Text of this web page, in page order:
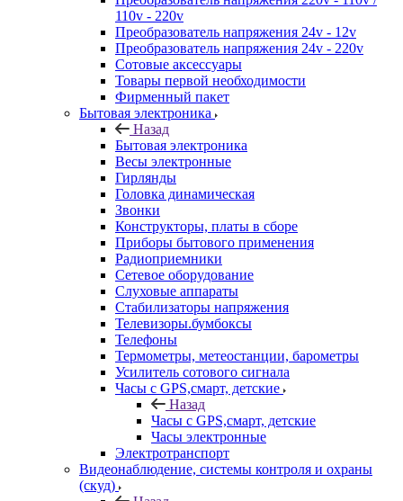
110v - 220v
Преобразователь напряжения 24v - 12v
Преобразователь напряжения 24v - 220v
Сотовые аксессуары
Товары первой необходимости
Фирменный пакет
Бытовая электроника
Назад
Бытовая электроника
Весы электронные
Гирлянды
Головка динамическая
Звонки
Конструкторы, платы в сборе
Приборы бытового применения
Радиоприемники
Сетевое оборудование
Слуховые аппараты
Стабилизаторы напряжения
Телевизоры.бумбоксы
Телефоны
Термометры, метеостанции, барометры
Усилитель сотового сигнала
Часы с GPS,смарт, детские
Назад
Часы с GPS,смарт, детские
Часы электронные
Электротранспорт
Видеонаблюдение, системы контроля и охраны
(скуд)